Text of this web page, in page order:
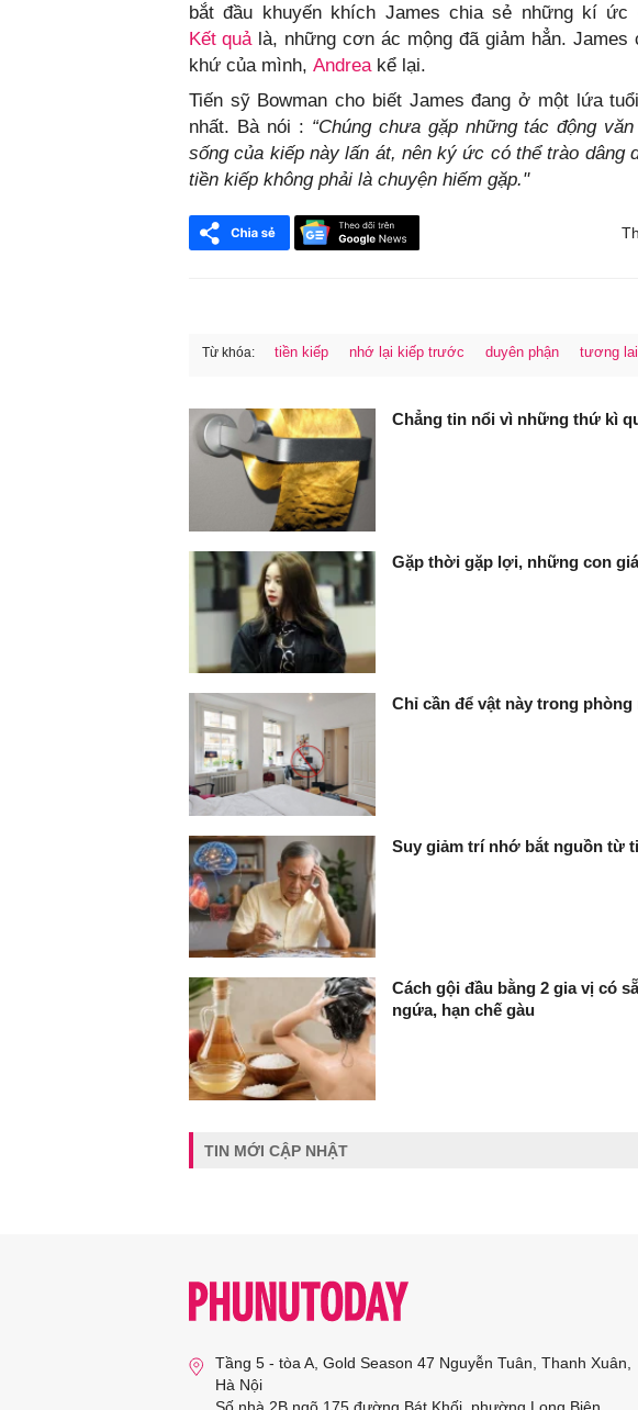
bắt đầu khuyến khích James chia sẻ những kí
Kết quảlà, những cơn ác mộng đã giảm hẳn. James
khứ của mình, Andreakể lại.
Tiến sỹ Bowman cho biết James đang ở một lứa
nhất. Bà nói : “Chúng chưa gặp những tác động
sống của kiếp này lấn át, nên ký ức có thể trào
tiền kiếp không phải là chuyện hiếm gặp."
Từ khóa: tiền kiếp nhớ lại kiếp trước duyên phận tương lai
Chẳng tin nổi vì những thứ kì
Gặp thời gặp lợi, những con
Chỉ cần để vật này trong
Suy giảm trí nhớ bắt nguồn từ
Cách gội đầu bằng 2 gia vị có
ngứa, hạn chế gàu
TIN MỚI CẬP NHẬT
Tầng 5 - tòa A, Gold Season 47 Nguyễn Tuân, Thanh Xuân,
Hà Nội
Số nhà 2B ngõ 175 đường Bát Khối, phường Long Biên,